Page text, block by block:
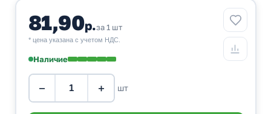
81,90р.за 1 шт
* цена указана с учетом НДС.
Наличие
− + шт